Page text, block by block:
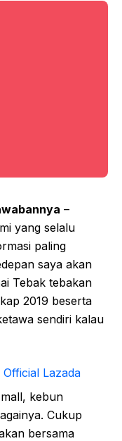
–
yang selalu
paling
saya akan
Tebak tebakan
2019 beserta
sendiri kalau
Lazada
kebun
Cukup
bersama